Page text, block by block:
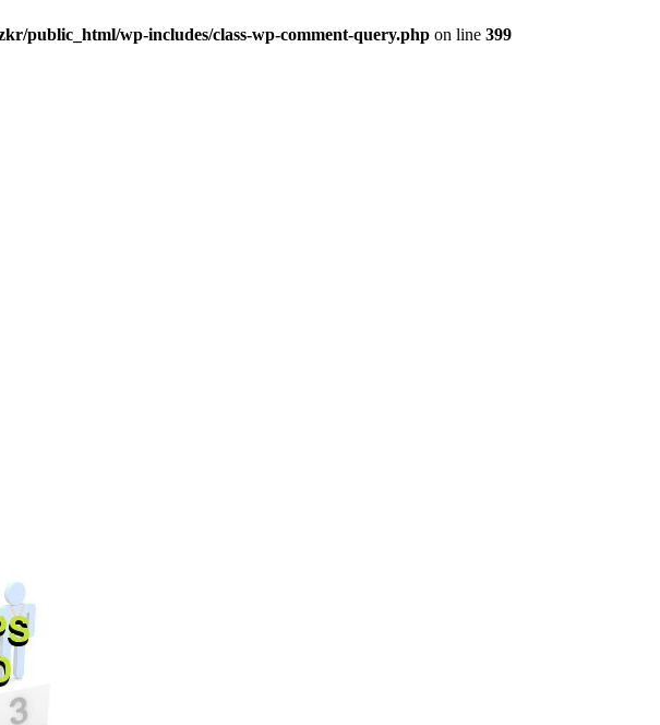
public_html/wp-includes/class-wp-comment-query.php on line399